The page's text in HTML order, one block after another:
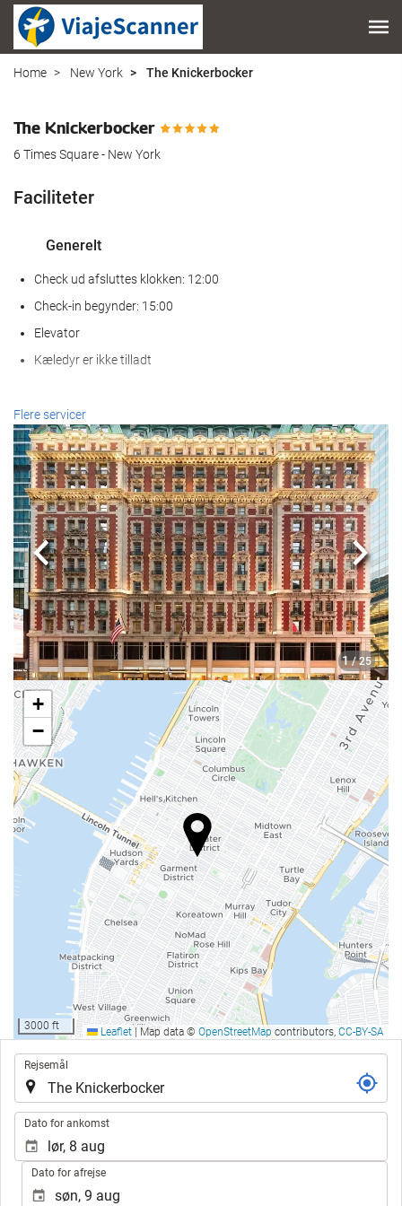
Home New York The Knickerbocker
The Knickerbocker
6 Times Square - New York
Faciliteter
Generelt
Check ud afsluttes klokken: 12:00
Check-in begynder: 15:00
Elevator
Kæledyr er ikke tilladt
Mad og drikke
À la carte-restaurant
Bar
Café på stedet
Receptionen
Døgnåben reception
Bagageopbevaring
Internetadgang
Gratis wi-fi
Wellness
Fitness
Flere servicer
1 / 25
Previous
+
−
3000 ft Leaflet | Map data © OpenStreetMap contributors, CC-BY-SA
Rejsemål
Dato for ankomst
Dato for afrejse